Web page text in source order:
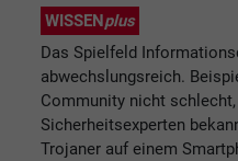
WISSEN plus
Das Spielfeld
abwechslungsreich.
Community nicht
Sicherheitsexperten
Trojaner auf einem